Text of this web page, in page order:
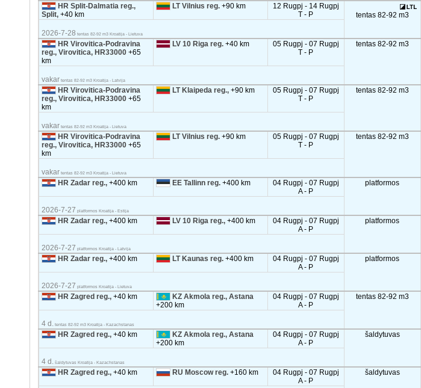
HR Split-Dalmatia reg.,
Split, +40 km
LT Vilnius reg. +90 km
12 Rugpj - 14 Rugpj
T - P
tentas 82-92 m3
2026-7-28 tentas 82-92 m3 Kroatija - Lietuva
HR Virovitica-Podravina
reg., Virovitica, HR33000 +65
km
LV 10 Riga reg. +40 km
05 Rugpj - 07 Rugpj
T - P
tentas 82-92 m3
vakar tentas 82-92 m3 Kroatija - Latvija
HR Virovitica-Podravina
reg., Virovitica, HR33000 +65
km
LT Klaipeda reg., +90 km
05 Rugpj - 07 Rugpj
T - P
tentas 82-92 m3
vakar tentas 82-92 m3 Kroatija - Lietuva
HR Virovitica-Podravina
reg., Virovitica, HR33000 +65
km
LT Vilnius reg. +90 km
05 Rugpj - 07 Rugpj
T - P
tentas 82-92 m3
vakar tentas 82-92 m3 Kroatija - Lietuva
HR Zadar reg., +400 km EE Tallinn reg. +400 km
04 Rugpj - 07 Rugpj
A - P
platformos
2026-7-27 platformos Kroatija - Estija
HR Zadar reg., +400 km LV 10 Riga reg., +400 km
04 Rugpj - 07 Rugpj
A - P
platformos
2026-7-27 platformos Kroatija - Latvija
HR Zadar reg., +400 km LT Kaunas reg. +400 km
04 Rugpj - 07 Rugpj
A - P
platformos
2026-7-27 platformos Kroatija - Lietuva
HR Zagred reg., +40 km
KZ Akmola reg., Astana
+200 km
04 Rugpj - 07 Rugpj
A - P
tentas 82-92 m3
4 d. tentas 82-92 m3 Kroatija - Kazachstanas
HR Zagred reg., +40 km
KZ Akmola reg., Astana
+200 km
04 Rugpj - 07 Rugpj
A - P
šaldytuvas
4 d. šaldytuvas Kroatija - Kazachstanas
HR Zagred reg., +40 km RU Moscow reg. +160 km
04 Rugpj - 07 Rugpj
A - P
šaldytuvas